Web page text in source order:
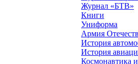
Журнал «БТВ»
Книги
Униформа
Армия
История
История
Космонавтика